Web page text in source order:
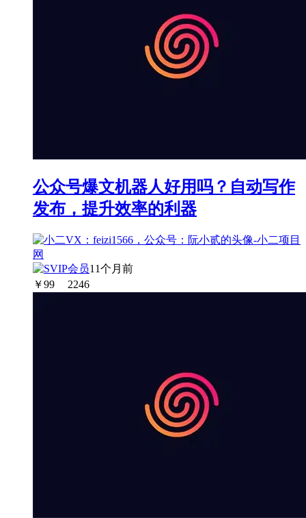
公众号爆文机器人好用吗？自动写作
发布，提升效率的利器
11个月前
￥99 2246